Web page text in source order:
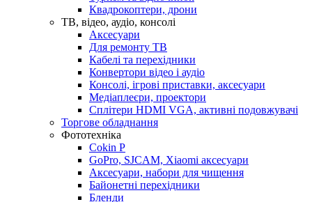
Квадрокоптери, дрони
ТВ, відео, аудіо, консолі
Аксесуари
Для ремонту ТВ
Кабелі та перехідники
Конвертори відео і аудіо
Консолі, ігрові приставки, аксесуари
Медіаплеєри, проектори
Сплітери HDMI VGA, активні подовжувачі
Торгове обладнання
Фототехніка
Cokin P
GoPro, SJCAM, Xiaomi аксесуари
Аксесуари, набори для чищення
Байонетні перехідники
Бленди